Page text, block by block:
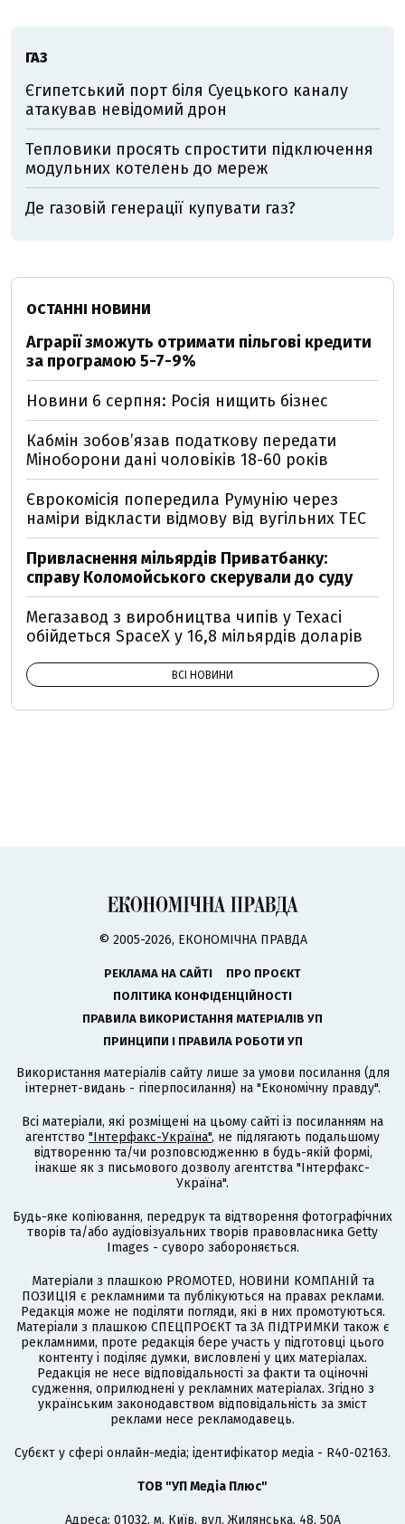
ГАЗ
Єгипетський порт біля Суецького каналу
атакував невідомий дрон
Тепловики просять спростити підключення
модульних котелень до мереж
Де газовій генерації купувати газ?
ОСТАННІ НОВИНИ
Аграрії зможуть отримати пільгові кредити
за програмою 5-7-9%
Новини 6 серпня: Росія нищить бізнес
Кабмін зобовʼязав податкову передати
Міноборони дані чоловіків 18-60 років
Єврокомісія попередила Румунію через
наміри відкласти відмову від вугільних ТЕС
Привласнення мільярдів Приватбанку:
справу Коломойського скерували до суду
Мегазавод з виробництва чипів у Техасі
обійдеться SpaceX у 16,8 мільярдів доларів
ВСІ НОВИНИ
© 2005-2026, ЕКОНОМІЧНА ПРАВДА
РЕКЛАМА НА САЙТІ
ПРО ПРОЄКТ
ПОЛІТИКА КОНФІДЕНЦІЙНОСТІ
ПРАВИЛА ВИКОРИСТАННЯ МАТЕРІАЛІВ УП
ПРИНЦИПИ І ПРАВИЛА РОБОТИ УП
Використання матеріалів сайту лише за умови посилання (для
інтернет-видань - гіперпосилання) на "Економічну правду".
Всі матеріали, які розміщені на цьому сайті із посиланням на
агентство "Інтерфакс-Україна", не підлягають подальшому
відтворенню та/чи розповсюдженню в будь-якій формі,
інакше як з письмового дозволу агентства "Інтерфакс-
Україна".
Будь-яке копіювання, передрук та відтворення фотографічних
творів та/або аудіовізуальних творів правовласника Getty
Images - суворо забороняється.
Матеріали з плашкою PROMOTED, НОВИНИ КОМПАНІЙ та
ПОЗИЦІЯ є рекламними та публікуються на правах реклами.
Редакція може не поділяти погляди, які в них промотуються.
Матеріали з плашкою СПЕЦПРОЄКТ та ЗА ПІДТРИМКИ також є
рекламними, проте редакція бере участь у підготовці цього
контенту і поділяє думки, висловлені у цих матеріалах.
Редакція не несе відповідальності за факти та оціночні
судження, оприлюднені у рекламних матеріалах. Згідно з
українським законодавством відповідальність за зміст
реклами несе рекламодавець.
Cубєкт у сфері онлайн-медіа; ідентифікатор медіа - R40-02163.
ТОВ "УП Медіа Плюс"
Адреса: 01032, м. Київ, вул. Жилянська, 48, 50А